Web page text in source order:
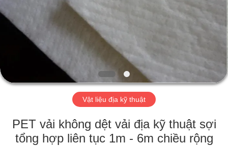
CÁC
SẢN
PHẨM
VỀ
TÔI
Vật liệu địa kỹ thuật
PET vải không dệt vải địa kỹ thuật sợi
tổng hợp liên tục 1m - 6m chiều rộng